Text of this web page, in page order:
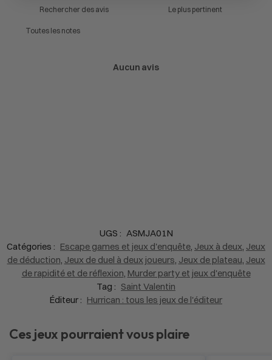
Aucun avis
UGS : ASMJA01N
Catégories : Escape games et jeux d'enquête, Jeux à deux, Jeux
de déduction, Jeux de duel à deux joueurs, Jeux de plateau, Jeux
de rapidité et de réflexion, Murder party et jeux d'enquête
Tag : Saint Valentin
Éditeur : Hurrican : tous les jeux de l'éditeur
Ces jeux pourraient vous plaire